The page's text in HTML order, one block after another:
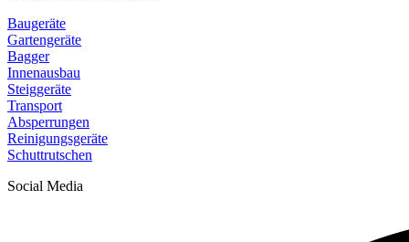
Baugeräte
Gartengeräte
Bagger
Innenausbau
Steiggeräte
Transport
Absperrungen
Reinigungsgeräte
Schuttrutschen
Social Media